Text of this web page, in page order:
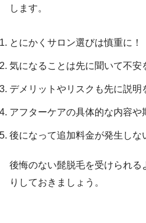
します。
とにかくサロン選びは慎重に！
気になることは先に聞いて不安
デメリットやリスクも先に説明
アフターケアの具体的な内容や
後になって追加料金が発生しな
後悔のない髭脱毛を受けられ
りしておきましょう。